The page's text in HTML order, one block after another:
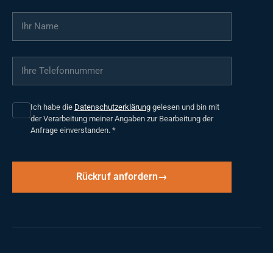
Ihr Name
Ihre Telefonnummer
Ich habe die Datenschutzerklärung gelesen und bin mit
der Verarbeitung meiner Angaben zur Bearbeitung der
Anfrage einverstanden. *
Rückruf anfordern